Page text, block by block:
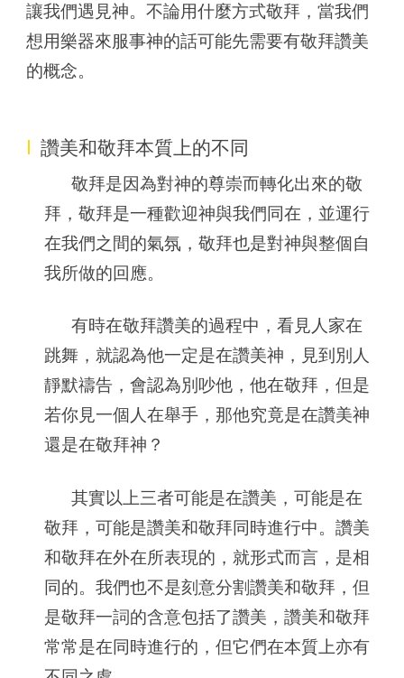
讓我們遇見神。不論用什麼方式敬拜，當我們
想用樂器來服事神的話可能先需要有敬拜讚美
的概念。
I讚美和敬拜本質上的不同
敬拜是因為對神的尊崇而轉化出來的敬
拜，敬拜是一種歡迎神與我們同在，並運行
在我們之間的氣氛，敬拜也是對神與整個自
我所做的回應。
有時在敬拜讚美的過程中，看見人家在
跳舞，就認為他一定是在讚美神，見到別人
靜默禱告，會認為別吵他，他在敬拜，但是
若你見一個人在舉手，那他究竟是在讚美神
還是在敬拜神？
其實以上三者可能是在讚美，可能是在
敬拜，可能是讚美和敬拜同時進行中。讚美
和敬拜在外在所表現的，就形式而言，是相
同的。我們也不是刻意分割讚美和敬拜，但
是敬拜一詞的含意包括了讚美，讚美和敬拜
常常是在同時進行的，但它們在本質上亦有